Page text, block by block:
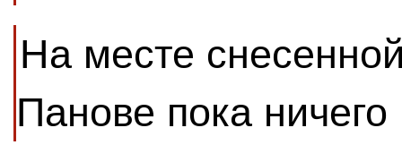
На месте
Панове пока ничего